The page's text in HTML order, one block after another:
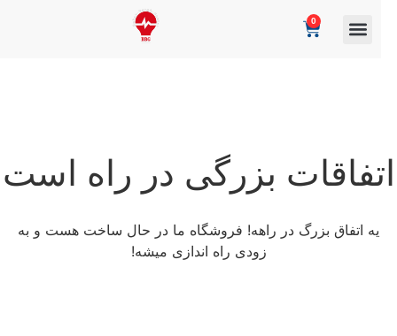
بزرگی در راه است
یه اتفاق بزرگ در راهه! فروشگاه ما در حال ساخت هست و به
زودی راه اندازی میشه!